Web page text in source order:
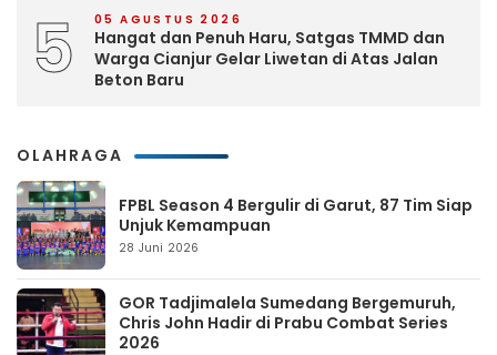
5 05 AGUSTUS 2026
Hangat dan Penuh Haru, Satgas TMMD dan
Warga Cianjur Gelar Liwetan di Atas Jalan
Beton Baru
OLAHRAGA
FPBL Season 4 Bergulir di Garut, 87 Tim Siap
Unjuk Kemampuan
28 Juni 2026
GOR Tadjimalela Sumedang Bergemuruh,
Chris John Hadir di Prabu Combat Series
2026